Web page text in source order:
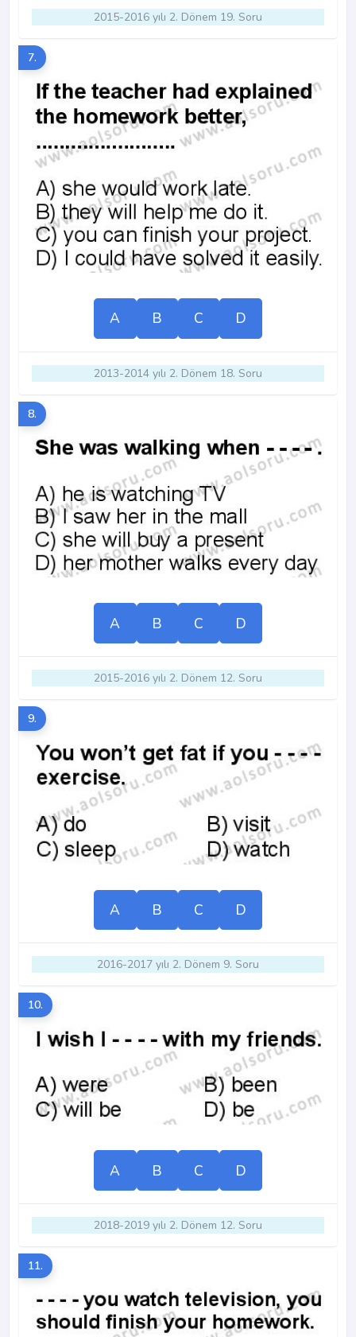
2015-2016 yılı 2. Dönem 19. Soru
7.
A B C D
2013-2014 yılı 2. Dönem 18. Soru
8.
A B C D
2015-2016 yılı 2. Dönem 12. Soru
9.
A B C D
2016-2017 yılı 2. Dönem 9. Soru
10.
A B C D
2018-2019 yılı 2. Dönem 12. Soru
11.